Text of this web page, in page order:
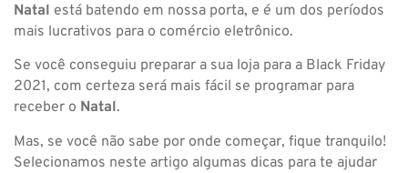
Natal está batendo em nossa porta, e é um dos períodos
mais lucrativos para o comércio eletrônico.
Se você conseguiu preparar a sua loja para a Black Friday
2021, com certeza será mais fácil se programar para
receber o Natal.
Mas, se você não sabe por onde começar, fique tranquilo!
Selecionamos neste artigo algumas dicas para te ajudar